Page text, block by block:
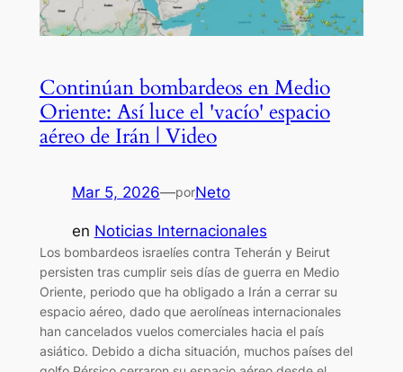
Continúan bombardeos en Medio
Oriente: Así luce el 'vacío' espacio
aéreo de Irán | Video
Mar 5, 2026—porNeto
en Noticias Internacionales
Los bombardeos israelíes contra Teherán y Beirut
persisten tras cumplir seis días de guerra en Medio
Oriente, periodo que ha obligado a Irán a cerrar su
espacio aéreo, dado que aerolíneas internacionales
han cancelados vuelos comerciales hacia el país
asiático. Debido a dicha situación, muchos países del